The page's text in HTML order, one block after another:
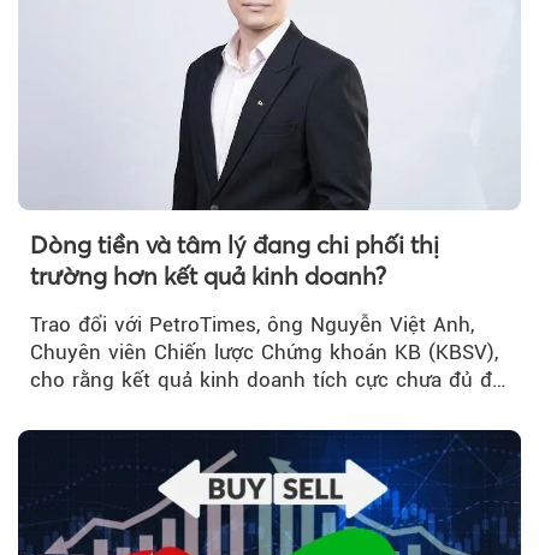
Dòng tiền và tâm lý đang chi phối thị
trường hơn kết quả kinh doanh?
Trao đổi với PetroTimes, ông Nguyễn Việt Anh,
Chuyên viên Chiến lược Chứng khoán KB (KBSV),
cho rằng kết quả kinh doanh tích cực chưa đủ để